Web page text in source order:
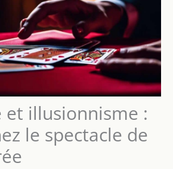
et illusionnisme :
le spectacle de